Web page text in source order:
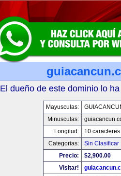
El dueño de este dominio lo
Mayusculas:
Minusculas:
Longitud:
10 caracteres
Categorias:
Sin Clasificar
Precio:
$2,900.00
Visitar!